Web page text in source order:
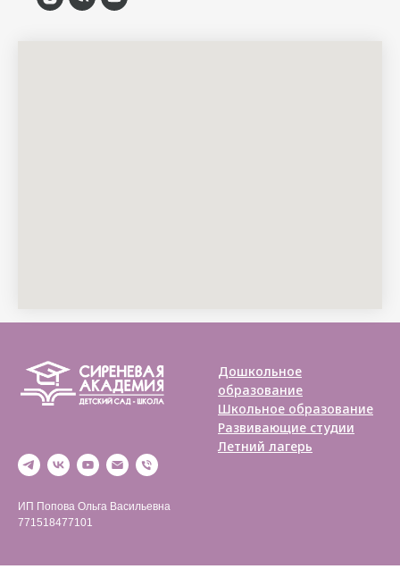
ИП Попова Ольга Васильевна
771518477101
Дошкольное
образование
Школьное образование
Развивающие студии
Летний лагерь